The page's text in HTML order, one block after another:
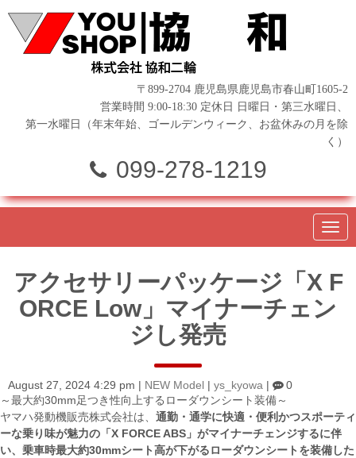
〒899-2704 鹿児島県鹿児島市春山町1605-2
営業時間 9:00-18:30 定休日 日曜日・第三水曜日、
第一水曜日（年末年始、ゴールデンウィーク、お盆休みの月を除
く）
099-278-1219
N
a
g
a
t
アクセサリーパッケージ「X F
ORCE Low」マイナーチェン
ジし発売
August 27, 2024 4:29 pm NEW Model ys_kyowa
0
～最大約30mm足つき性向上するローダウンシート装備～
ヤマハ発動機販売株式会社は、 通勤・通学に快適・便利かつスポーティ
ーな乗り味が魅力の「X FORCE ABS」がマイナーチェンジするに伴
い、乗車時最大約30mmシート高が下がるローダウンシートを装備した